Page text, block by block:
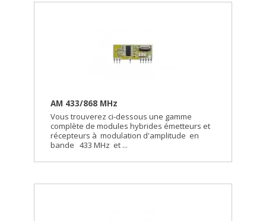
AM 433/868 MHz
Vous trouverez ci-dessous une gamme
complète de modules hybrides émetteurs et
récepteurs à modulation d'amplitude en
bande 433 MHz et ...